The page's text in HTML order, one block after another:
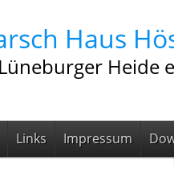
Haus
Heide
Links Impressum